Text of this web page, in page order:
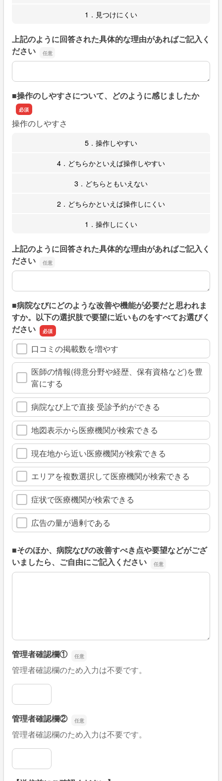
1．見つけにくい
上記のように回答された具体的な理由があればご記入く
ださい
上記のように回答された具体的な理由があればご記入くだ
■操作のしやすさについて、どのように感じましたか
操作のしやすさ
5．操作しやすい
4．どちらかといえば操作しやすい
3．どちらともいえない
2．どちらかといえば操作しにくい
1．操作しにくい
上記のように回答された具体的な理由があればご記入く
ださい
上記のように回答された具体的な理由があればご記入くだ
■病院なびにどのような改善や機能が必要だと思われま
すか。以下の選択肢で要望に近いものをすべてお選びく
ださい
口コミの掲載数を増やす
医師の情報(得意分野や経歴、保有資格など)を豊
富にする
病院なび上で直接 受診予約ができる
地図表示から医療機関が検索できる
現在地から近い医療機関が検索できる
エリアを複数選択して医療機関が検索できる
症状で医療機関が検索できる
広告の量が過剰である
■そのほか、病院なびの改善すべき点や要望などがござ
いましたら、ご自由にご記入ください
■そのほか、病院なびの改善すべき点や要望などがござい
管理者確認欄①
管理者確認欄のため入力は不要です。
管理者確認欄①
管理者確認欄②
管理者確認欄のため入力は不要です。
管理者確認欄②